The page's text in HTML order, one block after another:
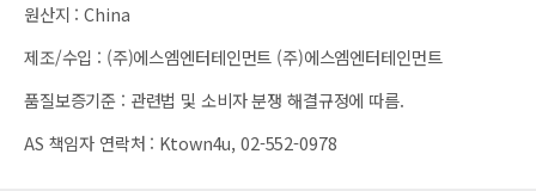
원산지 :China
제조/수입 : (주)에스엠엔터테인먼트 (주)에스엠엔터테인먼트
품질보증기준 : 관련법 및 소비자 분쟁 해결규정에 따름.
AS 책임자 연락처 : Ktown4u, 02-552-0978